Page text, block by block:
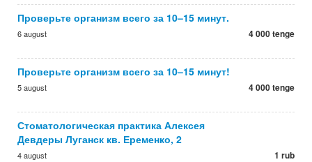
Проверьте организм всего за 10–15 минут.
6 august 4 000 tenge
Проверьте организм всего за 10–15 минут!
5 august 4 000 tenge
Стоматологическая практика Алексея
Девдеры Луганск кв. Еременко, 2
4 august 1 rub